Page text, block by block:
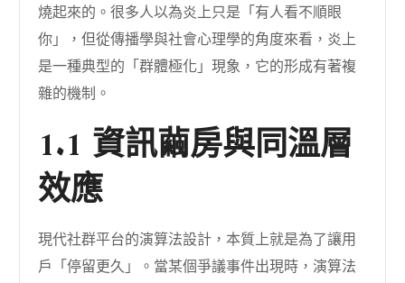
燒起來的。很多人以為炎上只是「有人看不順眼
你」，但從傳播學與社會心理學的角度來看，炎上
是一種典型的「群體極化」現象，它的形成有著複
雜的機制。
1.1 資訊繭房與同溫層
效應
現代社群平台的演算法設計，本質上就是為了讓用
戶「停留更久」。當某個爭議事件出現時，演算法